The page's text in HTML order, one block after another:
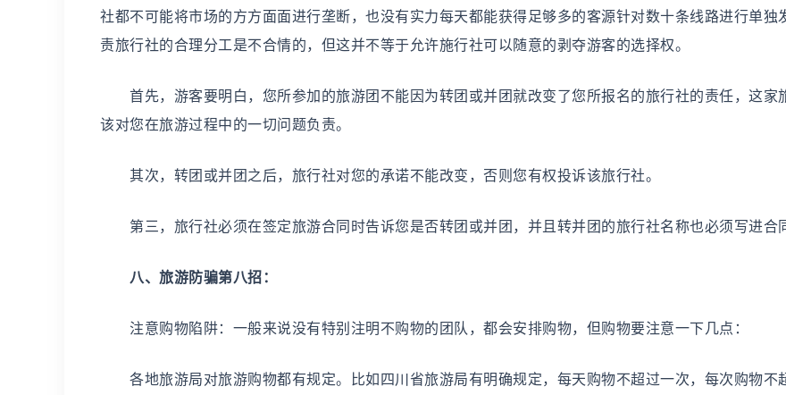
社都不可能将市场的方方面面进行垄断，也没有实力每天都能获得足够多的客源针对数十条线路进行单独
责旅行社的合理分工是不合情的，但这并不等于允许施行社可以随意的剥夺游客的选择权。
首先，游客要明白，您所参加的旅游团不能因为转团或并团就改变了您所报名的旅行社的责任，这家
该对您在旅游过程中的一切问题负责。
其次，转团或并团之后，旅行社对您的承诺不能改变，否则您有权投诉该旅行社。
第三，旅行社必须在签定旅游合同时告诉您是否转团或并团，并且转并团的旅行社名称也必须写进合
八、旅游防骗第八招：
注意购物陷阱：一般来说没有特别注明不购物的团队，都会安排购物，但购物要注意一下几点：
各地旅游局对旅游购物都有规定。比如四川省旅游局有明确规定，每天购物不超过一次，每次购物不